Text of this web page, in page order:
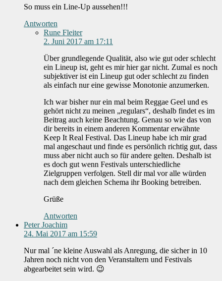
So muss ein Line-Up aussehen!!!
Antworten
Rune Fleiter
2. Juni 2017 am 17:11
Über grundlegende Qualität, also wie gut oder schlecht
ein Lineup ist, geht es mir hier gar nicht. Zumal es noch
subjektiver ist ein Lineup gut oder schlecht zu finden
als einfach nur eine gewisse Monotonie anzumerken.
Ich war bisher nur ein mal beim Reggae Geel und es
gehört nicht zu meinen „regulars“, deshalb findet es im
Beitrag auch keine Beachtung. Genau so wie das von
dir bereits in einem anderen Kommentar erwähnte
Keep It Real Festival. Das Lineup habe ich mir grad
mal angeschaut und finde es persönlich richtig gut, dass
muss aber nicht auch so für andere gelten. Deshalb ist
es doch gut wenn Festivals unterschiedliche
Zielgruppen verfolgen. Stell dir mal vor alle würden
nach dem gleichen Schema ihr Booking betreiben.
Grüße
Antworten
Peter Joachim
24. Mai 2017 am 15:59
Nur mal ´ne kleine Auswahl als Anregung, die sicher in 10
Jahren noch nicht von den Veranstaltern und Festivals
abgearbeitet sein wird. 😉